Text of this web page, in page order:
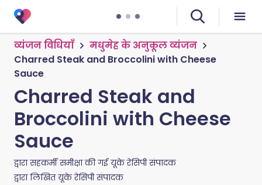
व्यंजन विधियाँ
मधुमेह के अनुकूल व्यंजन
Charred Steak and Broccolini with Cheese
Sauce
Charred Steak and
Broccolini with Cheese
Sauce
द्वारा सहकर्मी समीक्षा की गईयूके रेसिपी संपादक
द्वारा लिखितयूके रेसिपी संपादक